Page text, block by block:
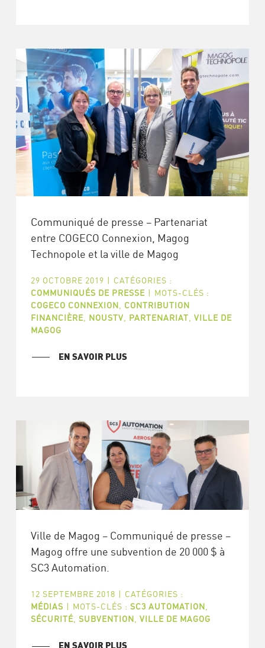
Communiqué de presse – Partenariat
entre COGECO Connexion, Magog
Technopole et la ville de Magog
29 OCTOBRE 2019 | CATÉGORIES :
COMMUNIQUÉS DE PRESSE | MOTS-CLÉS :
COGECO CONNEXION
CONTRIBUTION
FINANCIÈRE, NOUSTV PARTENARIAT VILLE DE
MAGOG
EN SAVOIR PLUS
Ville de Magog – Communiqué de presse –
Magog offre une subvention de 20 000 $ à
SC3 Automation.
12 SEPTEMBRE 2018 | CATÉGORIES :
MÉDIAS | MOTS-CLÉS : SC3 AUTOMATION
SÉCURITÉ, SUBVENTION VILLE DE MAGOG
EN SAVOIR PLUS